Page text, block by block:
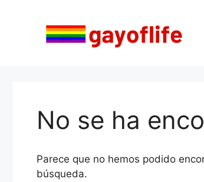
contenido
No se ha
Parece que no hemos podido
búsqueda.